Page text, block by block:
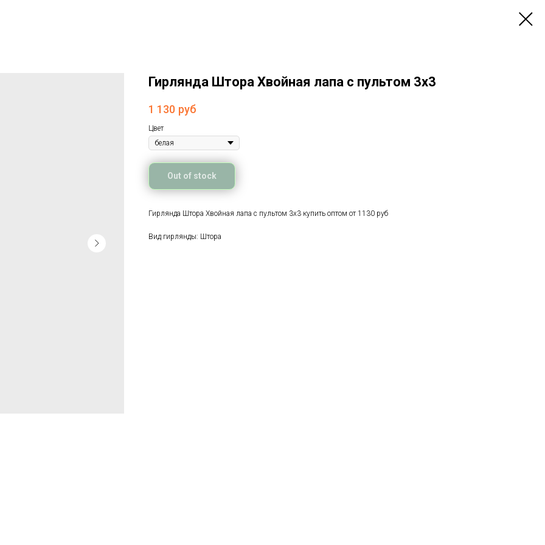
Гирлянда Штора Хвойная лапа с пультом 3х3
1 130 руб
Цвет
Out of stock
Гирлянда Штора Хвойная лапа с пультом 3х3 купить оптом от 1130 руб
Вид гирлянды: Штора